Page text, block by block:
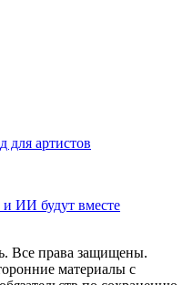
для артистов
ИИ будут вместе
Все права защищены.
материалы с